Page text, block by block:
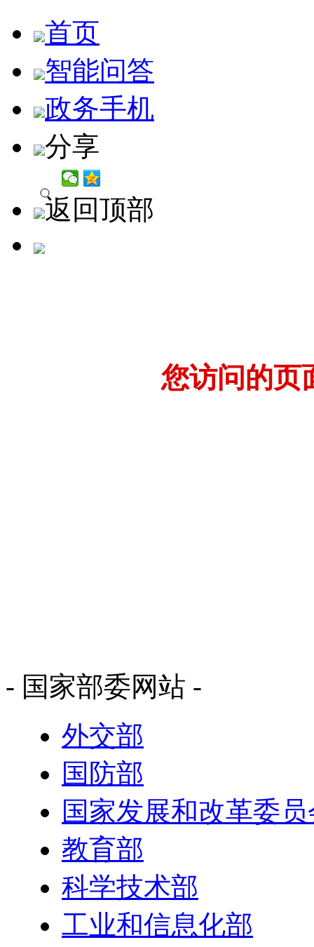
首页
智能问答
政务手机
分享
返回顶部
您访问的页
- 国家部委网站 -
外交部
国防部
国家发展和改革委
教育部
科学技术部
工业和信息化部